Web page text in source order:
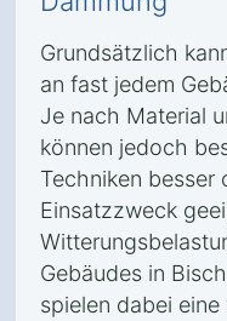
Grundsätzlich
an fast jedem
Je nach Material
können jedoch
Techniken besser
Einsatzzweck
Gebäudes in
spielen dabei